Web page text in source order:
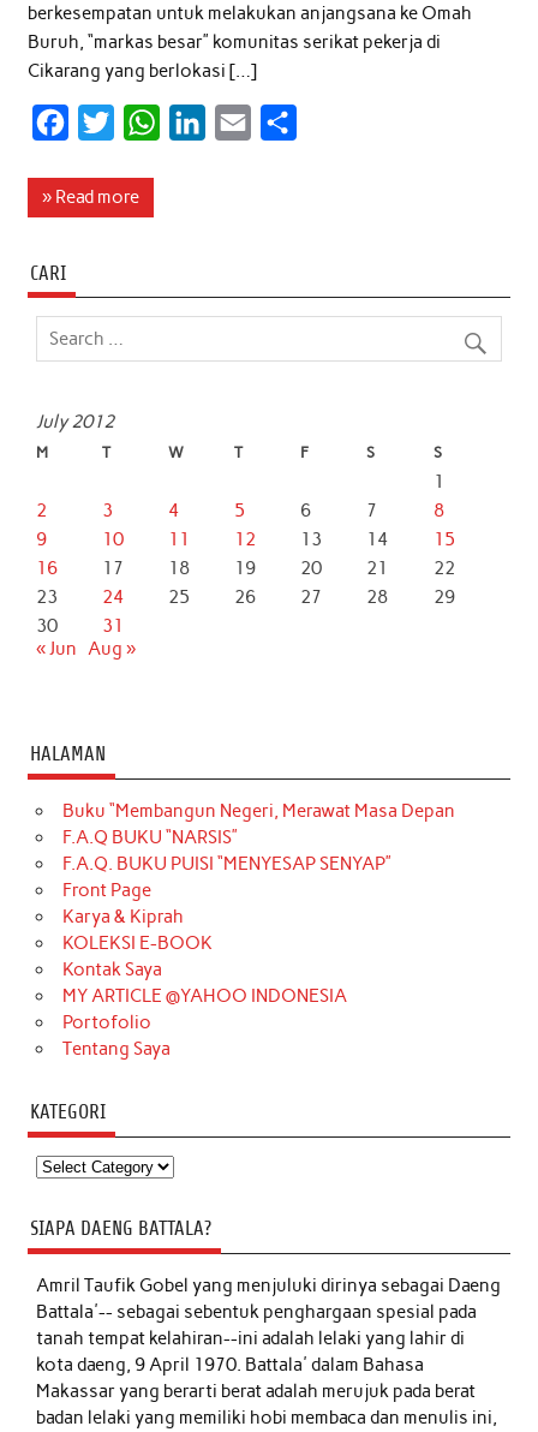
berkesempatan untuk melakukan anjangsana ke Omah
Buruh, “markas besar” komunitas serikat pekerja di
Cikarang yang berlokasi […]
c
o
o
i
e
r
W
A
d
» Read more
CARI
July 2012
M T W T F S S
1
2
3 4 5 6 7
8
9
10 11 12 13 14
15
16
17 18 19 20 21
22
23
24 25 26 27 28
29
30
31
« Jun Aug »
HALAMAN
Buku “Membangun Negeri, Merawat Masa Depan
F.A.Q BUKU “NARSIS”
F.A.Q. BUKU PUISI “MENYESAP SENYAP”
Front Page
Karya & Kiprah
KOLEKSI E-BOOK
Kontak Saya
MY ARTICLE @YAHOO INDONESIA
Portofolio
Tentang Saya
KATEGORI
Kategori
SIAPA DAENG BATTALA?
Amril Taufik Gobelyang menjuluki dirinya sebagai Daeng
Battala'-- sebagai sebentuk penghargaan spesial pada
tanah tempat kelahiran--ini adalah lelaki yang lahir di
kota daeng, 9 April 1970. Battala' dalam Bahasa
Makassar yang berarti berat adalah merujuk pada berat
badan lelaki yang memiliki hobi membaca dan menulis ini,